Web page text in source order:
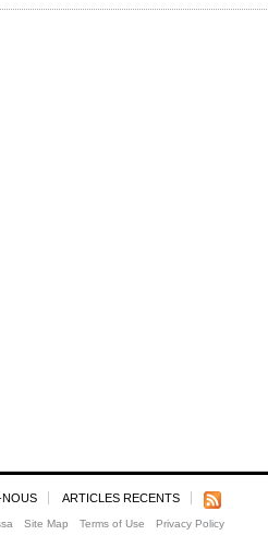
ARTICLES RECENTS
Site Map Terms of Use Privacy Policy